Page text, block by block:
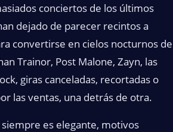
conciertos de los últimos
dejado de parecer recintos a
convertirse en cielos nocturnos de
Trainor, Post Malone, Zayn, las
giras canceladas, recortadas o
las ventas, una detrás de otra.
es elegante, motivos